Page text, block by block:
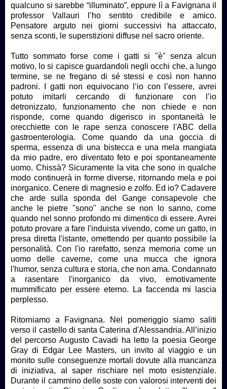
qualcuno si sarebbe “illuminato”, eppure lì a Favignana il
professor Vallauri l’ho sentito credibile e amico.
Pensatore arguto nei giorni successivi ha attaccato,
senza sconti, le superstizioni diffuse nel sacro oriente.
Tutto sommato forse come i gatti si "è" senza alcun
motivo, lo si capisce guardandoli negli occhi che, a lungo
termine, se ne fregano di sé stessi e così non hanno
padroni. I gatti non equivocano l’io con l’essere, avrei
potuto imitarli cercando di funzionare con l’io
detronizzato, funzionamento che non chiede e non
risponde, come quando digerisco in spontaneità le
orecchiette con le rape senza conoscere l'ABC della
gastroenterologia. Come quando da una goccia di
sperma, essenza di una bistecca e una mela mangiata
da mio padre, ero diventato feto e poi spontaneamente
uomo. Chissà? Sicuramente la vita che sono in qualche
modo continuerà in forme diverse, ritornando mela e poi
inorganico. Cenere di magnesio e zolfo. Ed io? Cadavere
che arde sulla sponda del Gange consapevole che
anche le pietre "sono" anche se non lo sanno, come
quando nel sonno profondo mi dimentico di essere. Avrei
potuto provare a fare l'induista vivendo, come un gatto, in
presa diretta l'istante, omettendo per quanto possibile la
personalità. Con l'io rarefatto, senza memoria come un
uomo delle caverne, come una mucca che ignora
l'humor, senza cultura e storia, che non ama. Condannato
a rasentare l'inorganico da vivo, emotivamente
mummificato per essere eterno. La faccenda mi lascia
perplesso.
Ritorniamo a Favignana. Nel pomeriggio siamo saliti
verso il castello di santa Caterina d'Alessandria. All’inizio
del percorso Augusto Cavadi ha letto la poesia George
Gray di Edgar Lee Masters, un invito al viaggio e un
monito sulle conseguenze mortali dovute alla mancanza
di iniziativa, al saper rischiare nel moto esistenziale.
Durante il cammino delle soste con valorosi interventi dei